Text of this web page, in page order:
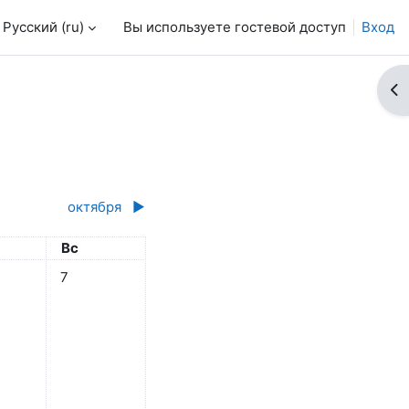
Русский ‎(ru)‎ Вы используете гостевой доступ Вход
октября ▶︎
Воскресенье
Вс
сентябрясуббота 6 сентября
Нет событий, воскресенье 7 сентября
7